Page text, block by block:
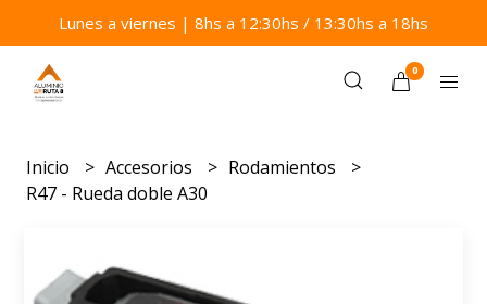
Lunes a viernes | 8hs a 12:30hs / 13:30hs a 18hs
0
Inicio Accesorios
Rodamientos
R47 - Rueda doble A30